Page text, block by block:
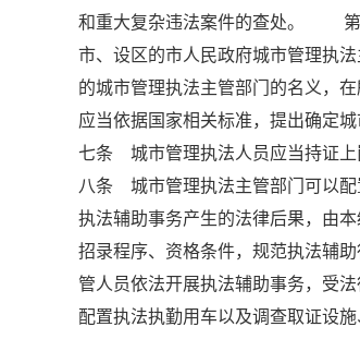
和重大复杂违法案件的查处。 第
市、设区的市人民政府城市管理执
的城市管理执法主管部门的名义
应当依据国家相关标准，提出确定
七条 城市管理执法人员应当持
八条 城市管理执法主管部门可以
执法辅助事务产生的法律后果，由
招录程序、资格条件，规范执法
管人员依法开展执法辅助事务，
配置执法执勤用车以及调查取证